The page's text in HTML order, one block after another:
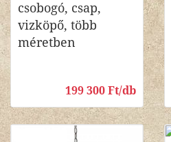
csobogó, csap,
vizköpő, több
méretben
199 300 Ft/db